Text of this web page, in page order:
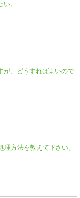
。
が、どうすればよいので
方法を教えて下さい。